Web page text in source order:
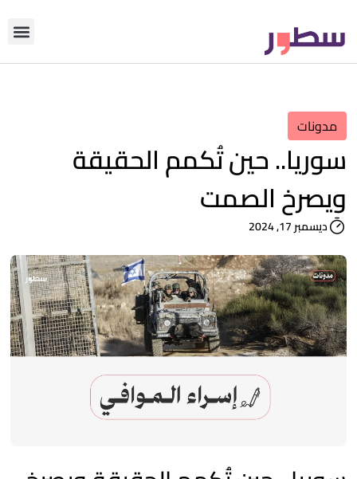
مدونات
سوريا.. حين تُكمم الحقيقة
ويصرخ الصمت
ديسمبر 17, 2024